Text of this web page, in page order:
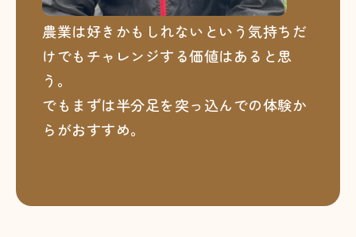
農業は好きかもしれないという気持ちだ
けでもチャレンジする価値はあると思
う。
でもまずは半分足を突っ込んでの体験か
らがおすすめ。